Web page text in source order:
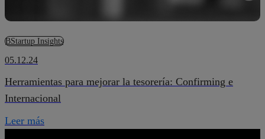
BStartup Insights
05.12.24
Herramientas para mejorar la tesorería: Confirming e
Internacional
Leer más